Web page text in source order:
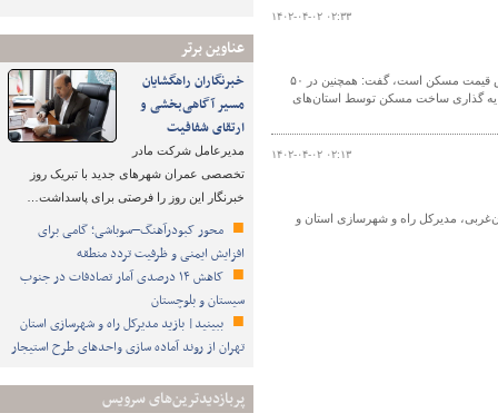
عناوین برتر
خبرنگاران راهگشایان
مسیر آگاهی‌بخشی و
ارتقای شفافیت
مدیرعامل شرکت مادر
تخصصی عمران شهرهای جدید با تبریک روز
خبرنگار این روز را فرصتی برای پاسداشت…
محور کبودرآهنگ–سوباشی؛ گامی برای
افزایش ایمنی و ظرفیت تردد منطقه
کاهش ۱۴ درصدی آمار تصادفات در جنوب
سیستان و بلوچستان
ببینید| بازید مدیرکل راه و شهرسازی استان
تهران از روند آماده سازی واحدهای طرح استیجار
پربازدیدترین‌های سرویس
۱۴۰۲-۰۴-۰۲ ۰۲:۳۳
برای سرمایه گذاری ساخت مسکن توسط استان‌های
۱۴۰۲-۰۴-۰۲ ۰۲:۱۳
مدیرکل راه و شهرسازی استان و